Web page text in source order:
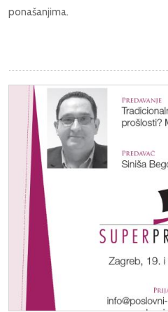
ponašanjima.